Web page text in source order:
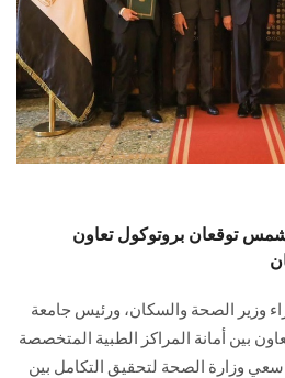
توقعان بروتوكول تعاون
وزير الصحة والسكان، ورئيس جامعة
بين أمانة ‏المراكز الطبية المتخصصة
وزارة ‏الصحة لتحقيق التكامل بين